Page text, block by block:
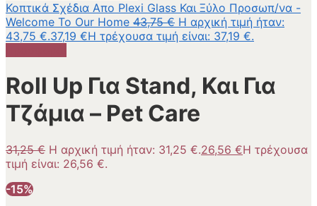
Κοπτικά Σχέδια Απο Plexi Glass Και Ξύλο Προσωπ/να -
Welcome To Our Home 43,75€ Η αρχική τιμή ήταν:
43,75 €.37,19 €Η τρέχουσα τιμή είναι: 37,19 €.
Roll Up Για Stand, Και Για
Τζάμια – Pet Care
31,25€ Η αρχική τιμή ήταν: 31,25 €.26,56 €Η τρέχουσα
τιμή είναι: 26,56 €.
-15%